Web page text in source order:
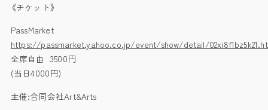
《チケット》
PassMarket
https://passmarket.yahoo.co.jp/event/show/detail/
全席自由 3500円
(当日4000円)
主催:合同会社Art&Arts